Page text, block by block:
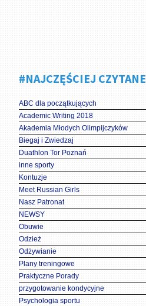
#NAJCZĘŚCIEJ CZYTANE
ABC dla początkujących
Academic Writing 2018
Akademia Młodych Olimpijczyków
Biegaj i Zwiedzaj
Duathlon Tor Poznań
inne sporty
Kontuzje
Meet Russian Girls
Nasz Patronat
NEWSY
Obuwie
Odzież
Odżywianie
Plany treningowe
Praktyczne Porady
przygotowanie kondycyjne
Psychologia sportu